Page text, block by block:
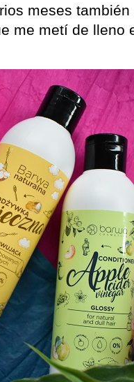
meses
me metí de lleno